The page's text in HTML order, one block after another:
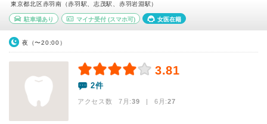
東京都北区赤羽南（赤羽駅、志茂駅、赤羽岩淵駅）
駐車場あり マイナ受付(スマホ可) 女医在籍
夜（〜20:00）
3.81
2件
アクセス数 7月:39 | 6月:27